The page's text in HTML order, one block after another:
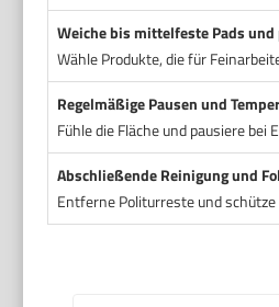
Weiche bis mittelfeste Pads
Wähle Produkte, die für
Regelmäßige Pausen und
Fühle die Fläche und pausiere bei
Abschließende Reinigung und
Entferne Politurreste und schütze